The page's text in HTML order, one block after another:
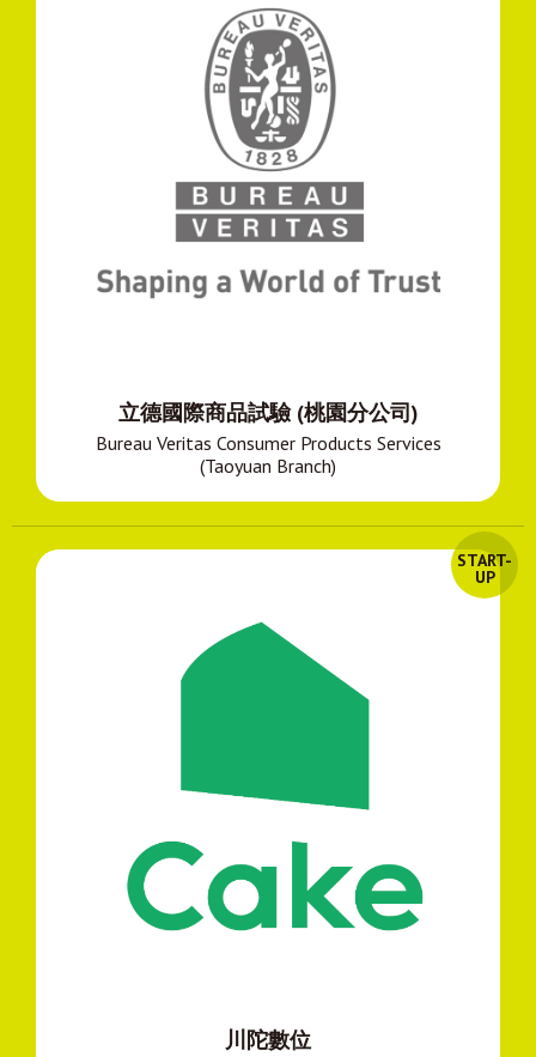
立德國際商品試驗 (桃園分公司)
Bureau Veritas Consumer Products Services
(Taoyuan Branch)
川陀數位
START-
UP